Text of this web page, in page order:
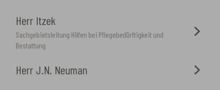
Herr Itzek
Sachgebietsleitung Hilfen bei Pflegebedürftigkeit und
Bestattung
Herr J.N. Neuman